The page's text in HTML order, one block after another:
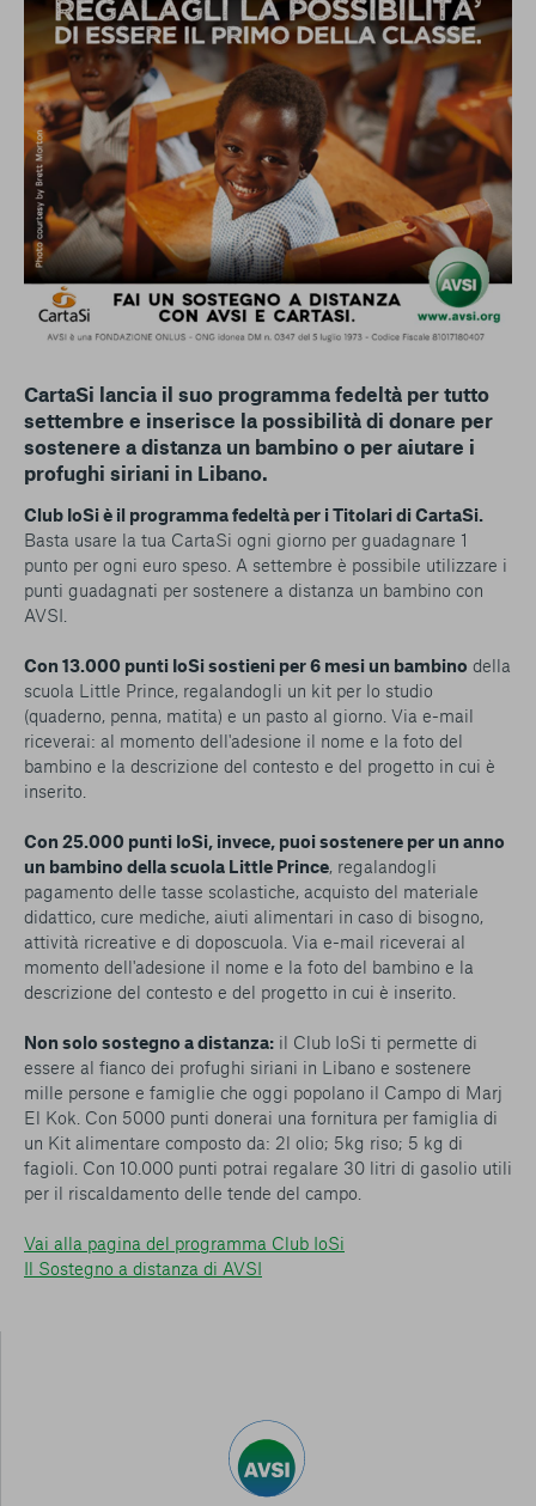
conto del fatto che il blocco di alcuni cookie può
condizionare l’esperienza sulla Piattaforma e il suo
funzionamento. Premendo “Conferma le mie scelte”, la
selezione relativa ai cookie effettuata verrà salvata. Se non è
stata selezionata alcuna opzione, premere questo pulsante
equivarrà a rifiutare tutti i cookie. Per ulteriori informazioni, è
possibile consultare la nostraUlteriori informazioni
Cookie strettamente necessari
Cookie di analisi
Cookies di marketing
CartaSi lancia il suo programma fedeltà per tutto
settembre e inserisce la possibilità di donare per
sostenere a distanza un bambino o per aiutare i
profughi siriani in Libano.
Club IoSi è il programma fedeltà per i Titolari di CartaSi.
Basta usare la tua CartaSi ogni giorno per guadagnare 1
punto per ogni euro speso. A settembre è possibile utilizzare i
punti guadagnati per sostenere a distanza un bambino con
AVSI.
Con 13.000 punti IoSi sostieni per 6 mesi un bambino della
scuola Little Prince, regalandogli un kit per lo studio
(quaderno, penna, matita) e un pasto al giorno. Via e-mail
riceverai: al momento dell'adesione il nome e la foto del
bambino e la descrizione del contesto e del progetto in cui è
inserito.
Con 25.000 punti IoSi, invece, puoi sostenere per un anno
un bambino della scuola Little Prince, regalandogli
pagamento delle tasse scolastiche, acquisto del materiale
didattico, cure mediche, aiuti alimentari in caso di bisogno,
attività ricreative e di doposcuola. Via e-mail riceverai al
momento dell'adesione il nome e la foto del bambino e la
descrizione del contesto e del progetto in cui è inserito.
Non solo sostegno a distanza: il Club IoSi ti permette di
essere al fianco dei profughi siriani in Libano e sostenere
mille persone e famiglie che oggi popolano il Campo di Marj
El Kok. Con 5000 punti donerai una fornitura per famiglia di
un Kit alimentare composto da: 2l olio; 5kg riso; 5 kg di
fagioli. Con 10.000 punti potrai regalare 30 litri di gasolio utili
per il riscaldamento delle tende del campo.
Vai alla pagina del programma Club IoSi
Il Sostegno a distanza di AVSI